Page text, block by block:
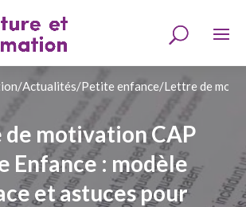
/Actualités/Petite enfance/Lettre de
motivation CAP
Enfance : modèle
et astuces pour